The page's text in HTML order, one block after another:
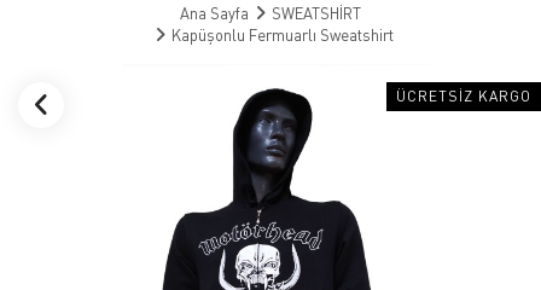
Ana Sayfa
SWEATSHİRT
Kapüşonlu Fermuarlı Sweatshirt
ÜCRETSIZ KARGO